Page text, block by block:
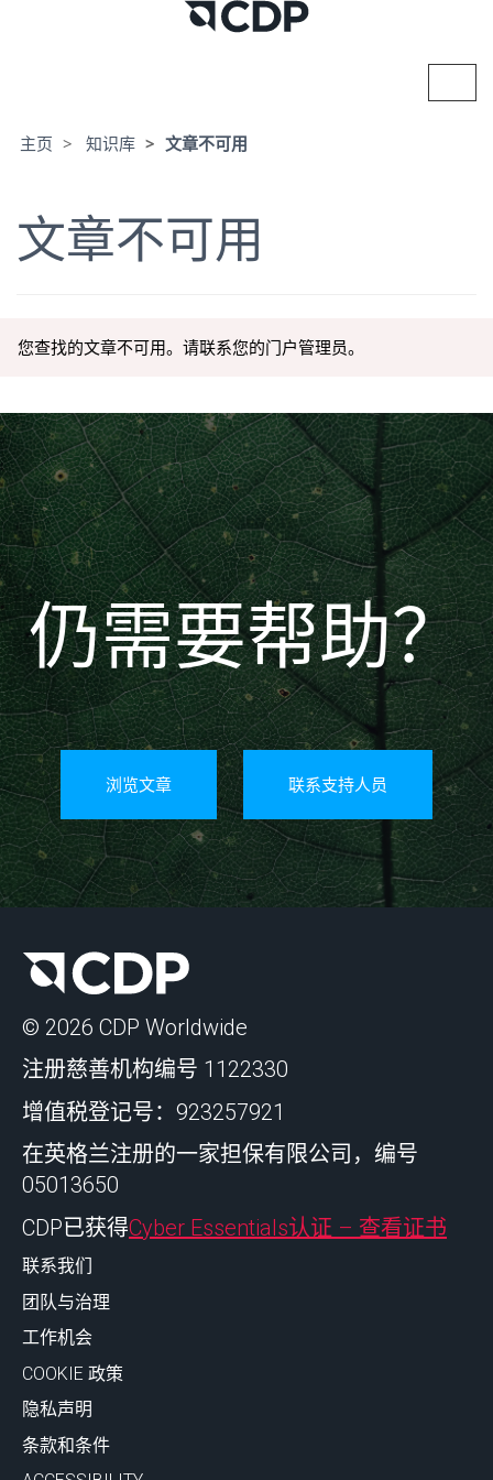
换
主页 知识库 文章不可用
文章不可用
您查找的文章不可用。请联系您的门户管理员。
仍需要帮助？
浏览文章 联系支持人员
© 2026 CDP Worldwide
注册慈善机构编号 1122330
增值税登记号：923257921
在英格兰注册的一家担保有限公司，编号
05013650
CDP已获得Cyber Essentials认证 – 查看证书
联系我们
团队与治理
工作机会
COOKIE 政策
隐私声明
条款和条件